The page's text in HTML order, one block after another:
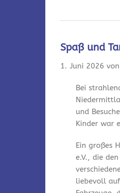
Spaß und
1. Juni 2026
Bei
und
Kinder war
Ein großes
e.V., die
liebevoll